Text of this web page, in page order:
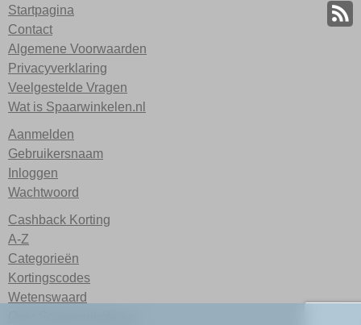
Startpagina
Contact
Algemene Voorwaarden
Privacyverklaring
Veelgestelde Vragen
Wat is Spaarwinkelen.nl
Aanmelden
Gebruikersnaam
Inloggen
Wachtwoord
Cashback Korting
A-Z
Categorieën
Kortingscodes
Wetenswaard